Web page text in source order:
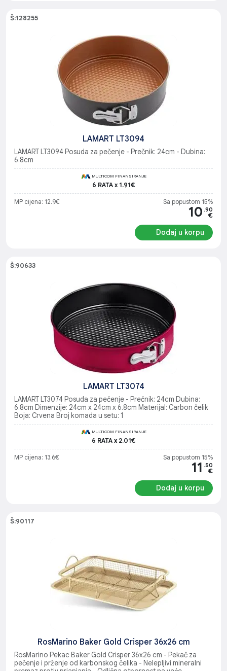
Š:128255
LAMART LT3094
LAMART LT3094 Posuda za pečenje - Prečnik: 24cm - Dubina:
6.8cm
MULTICOM FINANSIRANJE
6 RATA x 1.91€
MP cijena: 12.9€ Sa popustom 15%
10 .90
€
Dodaj u korpu
Š:90633
LAMART LT3074
LAMART LT3074 Posuda za pečenje - Prečnik: 24cm Dubina:
6.8cm Dimenzije: 24cm x 24cm x 6.8cm Materijal: Carbon čelik
Boja: Crvena Broj komada u setu: 1
MULTICOM FINANSIRANJE
6 RATA x 2.01€
MP cijena: 13.6€ Sa popustom 15%
11 .50
€
Dodaj u korpu
Š:90117
RosMarino Baker Gold Crisper 36x26 cm
RosMarino Pekac Baker Gold Crisper 36x26 cm - Pekač za
pečenje i prženje od karbonskog čelika - Nelepljivi mineralni